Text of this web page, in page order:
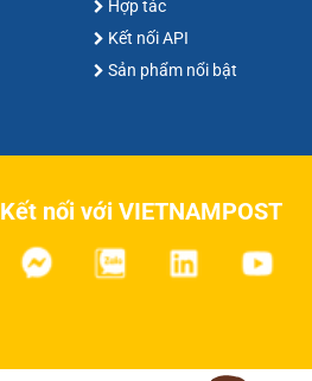
Hợp tác
Kết nối API
Sản phẩm nổi bật
Kết nối với VIETNAMPOST